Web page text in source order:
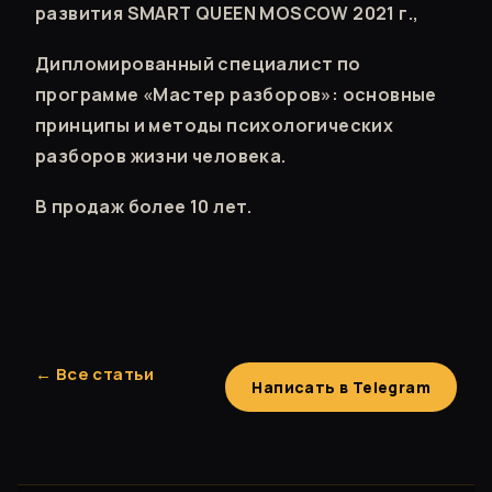
развития SMART QUEEN MOSCOW 2021 г.,
Дипломированный специалист по
программе «Мастер разборов»: основные
принципы и методы психологических
разборов жизни человека.
В продаж более 10 лет.
← Все статьи
Написать в Telegram